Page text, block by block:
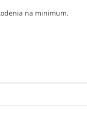
na minimum.